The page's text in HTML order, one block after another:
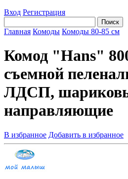
Вход Регистрация
Главная Комоды Комоды 80-85 см
Комод "Hans"
съемной
ЛДСП,
направляющие
В избранное Добавить в избранное